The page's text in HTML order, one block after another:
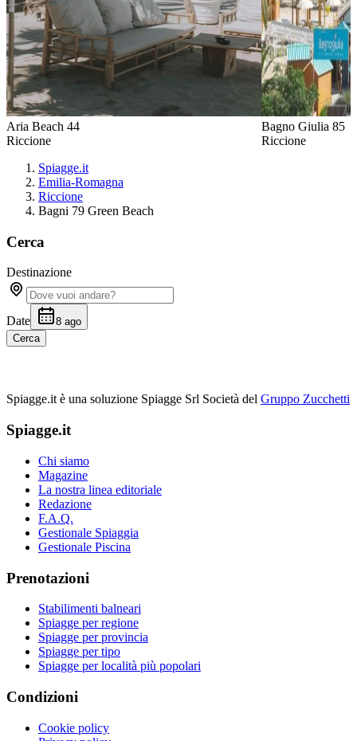
Aria Beach 44
Riccione
Bagno Giulia 85
Riccione
Spiagge.it
Emilia-Romagna
Riccione
Bagni 79 Green Beach
Cerca
Destinazione
Date
8 ago
Cerca
Spiagge.it è una soluzione Spiagge Srl Società del Gruppo Zucchetti
Spiagge.it
Chi siamo
Magazine
La nostra linea editoriale
Redazione
F.A.Q.
Gestionale Spiaggia
Gestionale Piscina
Prenotazioni
Stabilimenti balneari
Spiagge per regione
Spiagge per provincia
Spiagge per tipo
Spiagge per località più popolari
Condizioni
Cookie policy